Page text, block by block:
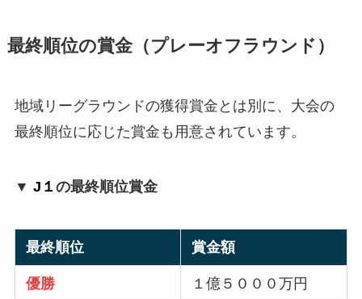
最終順位の賞金（プレーオフラウンド）
地域リーグラウンドの獲得賞金とは別に、大会の
最終順位に応じた賞金も用意されています。
▼ J１ の最終順位賞金
最終順位 賞金額
優勝 １億５０００万円